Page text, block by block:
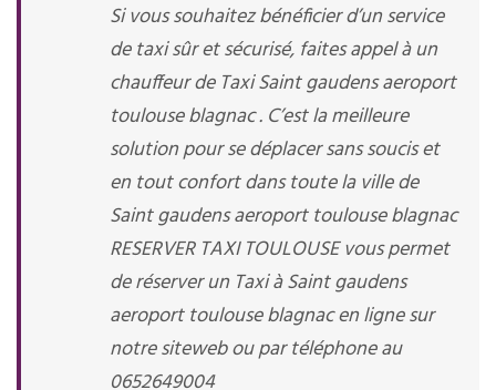
Si vous souhaitez bénéficier d’un service
de taxi sûr et sécurisé, faites appel à un
chauffeur de Taxi Saint gaudens aeroport
toulouse blagnac . C’est la meilleure
solution pour se déplacer sans soucis et
en tout confort dans toute la ville de
Saint gaudens aeroport toulouse blagnac
RESERVER TAXI TOULOUSE vous permet
de réserver un Taxi à Saint gaudens
aeroport toulouse blagnac en ligne sur
notre siteweb ou par téléphone au
0652649004